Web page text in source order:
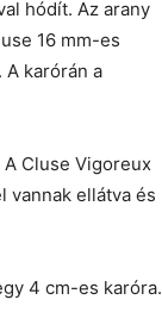
hódít. Az arany
16 mm-es
karórán a
Cluse Vigoreux
vannak ellátva és
4 cm-es karóra.